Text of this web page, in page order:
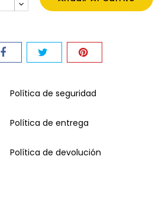
Política de seguridad
Política de entrega
Política de devolución